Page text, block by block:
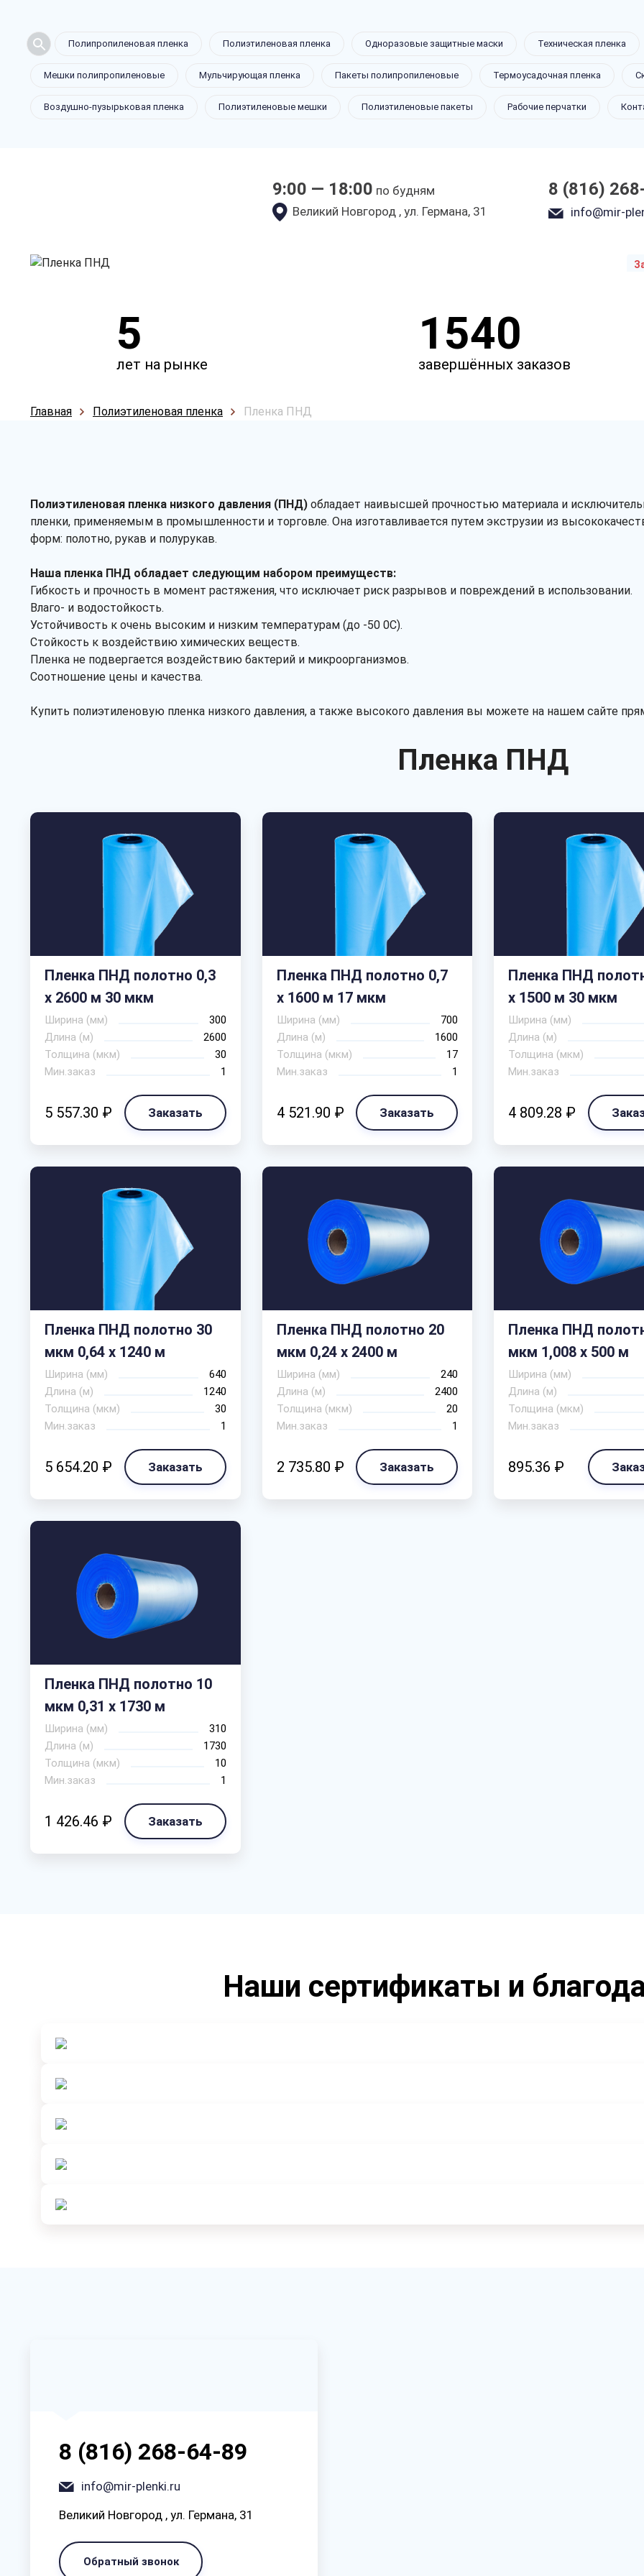
Полипропиленовая пленка Полиэтиленовая пленка Одноразовые защитные маски Техническая пленка
Мешки полипропиленовые Мульчирующая пленка Пакеты полипропиленовые Термоусадочная пленка
Воздушно-пузырьковая пленка Полиэтиленовые мешки Полиэтиленовые пакеты Рабочие перчатки
9:00 — 18:00 по будням
Великий Новгород , ул. Германа, 31
8 (816)
info@mir-
Пленка ПНД
только приятные цены
5
лет на рынке
1540
завершённых заказов
Главная Полиэтиленовая пленка Пленка ПНД
Полиэтиленовая пленка низкого давления (ПНД) обладает наивысшей прочностью материала и
пленки, применяемым в промышленности и торговле. Она изготавливается путем экструзии из
форм: полотно, рукав и полурукав.
Наша пленка ПНД обладает следующим набором преимуществ:
Гибкость и прочность в момент растяжения, что исключает риск разрывов и повреждений в использовании.
Влаго- и водостойкость.
Устойчивость к очень высоким и низким температурам (до -50 0C).
Стойкость к воздействию химических веществ.
Пленка не подвергается воздействию бактерий и микроорганизмов.
Соотношение цены и качества.
Купить полиэтиленовую пленка низкого давления, а также высокого давления вы можете на нашем сайте
Пленка ПНД
Пленка ПНД полотно 0,3
х 2600 м 30 мкм
Ширина (мм)
300
Длина (м)
2600
Толщина (мкм)
30
Мин.заказ
1
5 557.30 ₽ Заказать
Пленка ПНД полотно 0,7
х 1600 м 17 мкм
Ширина (мм)
700
Длина (м)
1600
Толщина (мкм)
17
Мин.заказ
1
4 521.90 ₽ Заказать
Пленка ПНД
х 1500 м 30 мкм
Ширина (мм)
Длина (м)
Толщина (мкм)
Мин.заказ
4 809.28 ₽
Пленка ПНД полотно 30
мкм 0,64 х 1240 м
Ширина (мм)
640
Длина (м)
1240
Толщина (мкм)
30
Мин.заказ
1
5 654.20 ₽ Заказать
Пленка ПНД полотно 20
мкм 0,24 х 2400 м
Ширина (мм)
240
Длина (м)
2400
Толщина (мкм)
20
Мин.заказ
1
2 735.80 ₽ Заказать
Пленка ПНД
мкм 1,008 х 500 м
Ширина (мм)
Длина (м)
Толщина (мкм)
Мин.заказ
895.36 ₽
Пленка ПНД полотно 10
мкм 0,31 х 1730 м
Ширина (мм)
310
Длина (м)
1730
Толщина (мкм)
10
Мин.заказ
1
1 426.46 ₽ Заказать
Наши сертификаты и
8 (816) 268-64-89
info@mir-plenki.ru
Великий Новгород , ул. Германа, 31
Обратный звонок